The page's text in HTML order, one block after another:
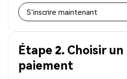
S'inscrire maintenant
Étape 2. Choisir
paiement